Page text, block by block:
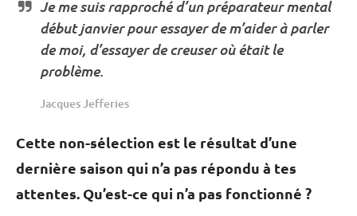
Je me suis rapproché d’un préparateur mental
début janvier pour essayer de m’aider à parler
de moi, d’essayer de creuser où était le
problème.
Jacques Jefferies
Cette non-sélection est le résultat d’une
dernière saison qui n’a pas répondu à tes
attentes. Qu’est-ce qui n’a pas fonctionné ?